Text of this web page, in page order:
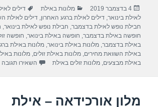
e
b
o
o
s
A
p
p
gr
a
m
e
פורסם
בתאריך
4 בדצמבר 2019 קטגוריות
מלונות באילת תגיות
דילים
לאילת בינואר,דילים לאילת ברגע האחרון,דילים לאילת
חבילת נופש לאילת בדצמבר, חבילת נופש לאילת בינואר,
חופשה באילת בדצמבר, חופשה באילת בינואר, חופשה
באילת בדצמבר,מלונות באילת בינואר,מלונות באילת
באילת השוואת מחירים,מלונות באילת זולים,מלונות
באילת מבצעים,מלונות זולים באילת השאירו תגובה
מלון אורכידאה – אילת